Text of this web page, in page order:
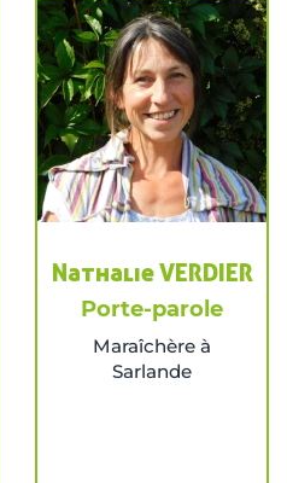
Nathalie VERDIER
Porte-parole
Maraîchère à
Sarlande